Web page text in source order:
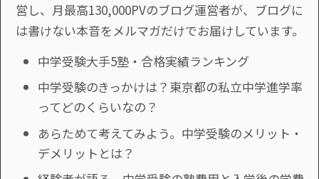
営し、月最高130,000PVのブログ運営者が、ブログに
は書けない本音をメルマガだけでお届けしています。
中学受験大手5塾・合格実績ランキング
中学受験のきっかけは？東京都の私立中学進学率
ってどのくらいなの？
あらためて考えてみよう。中学受験のメリット・
デメリットとは？